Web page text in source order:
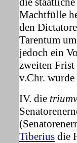
Machtfülle
den
Tarentum
jedoch ein
zweiten
v.Chr.
IV. die
Tiberius die